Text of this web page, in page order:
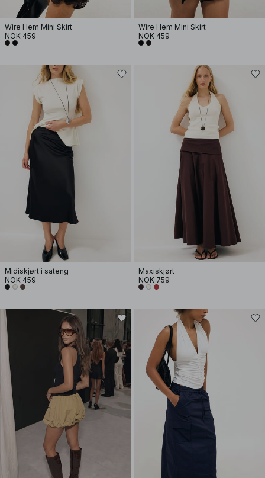
Wire Hem Mini Skirt
NOK 459
Wire Hem Mini Skirt
NOK 459
Midiskjørt i sateng
NOK 459
Maxiskjørt
NOK 759